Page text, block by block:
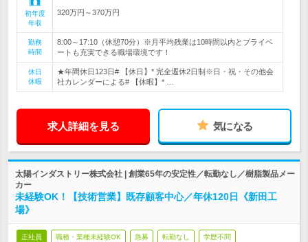
初年度
年収
320万円～370万円
勤務
時間
8:00～17:10（休憩70分）※月平均残業は10時間以内とプライベ
ートも充実できる職場環境です！
休日
休暇
★年間休日123日# 【休日】* 完全週休2日制※日・祝・その他会
社カレンダーによる# 【休暇】* …
求人詳細を見る 気になる
太陽インダストリー株式会社 | 創業65年の安定性／転勤なし／樹脂製品メー
カー
未経験OK！【技術営業】既存顧客中心／年休120日《新田工
場》
正社員 職種・業種未経験OK 急募 転勤なし 学歴不問